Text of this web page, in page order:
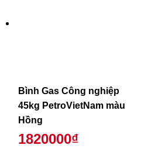
Bình Gas Công nghiệp
45kg PetroVietNam màu
Hồng
1820000₫